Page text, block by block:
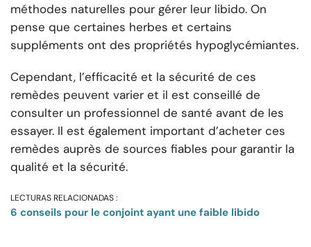
méthodes naturelles pour gérer leur libido. On
pense que certaines herbes et certains
suppléments ont des propriétés hypoglycémiantes.
Cependant, l’efficacité et la sécurité de ces
remèdes peuvent varier et il est conseillé de
consulter un professionnel de santé avant de les
essayer. Il est également important d’acheter ces
remèdes auprès de sources fiables pour garantir la
qualité et la sécurité.
LECTURAS RELACIONADAS :
6 conseils pour le conjoint ayant une faible libido